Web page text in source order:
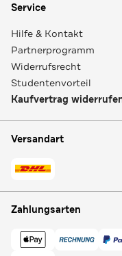
Service
Hilfe & Kontakt
Partnerprogramm
Widerrufsrecht
Studentenvorteil
Kaufvertrag
Versandart
Zahlungsarten